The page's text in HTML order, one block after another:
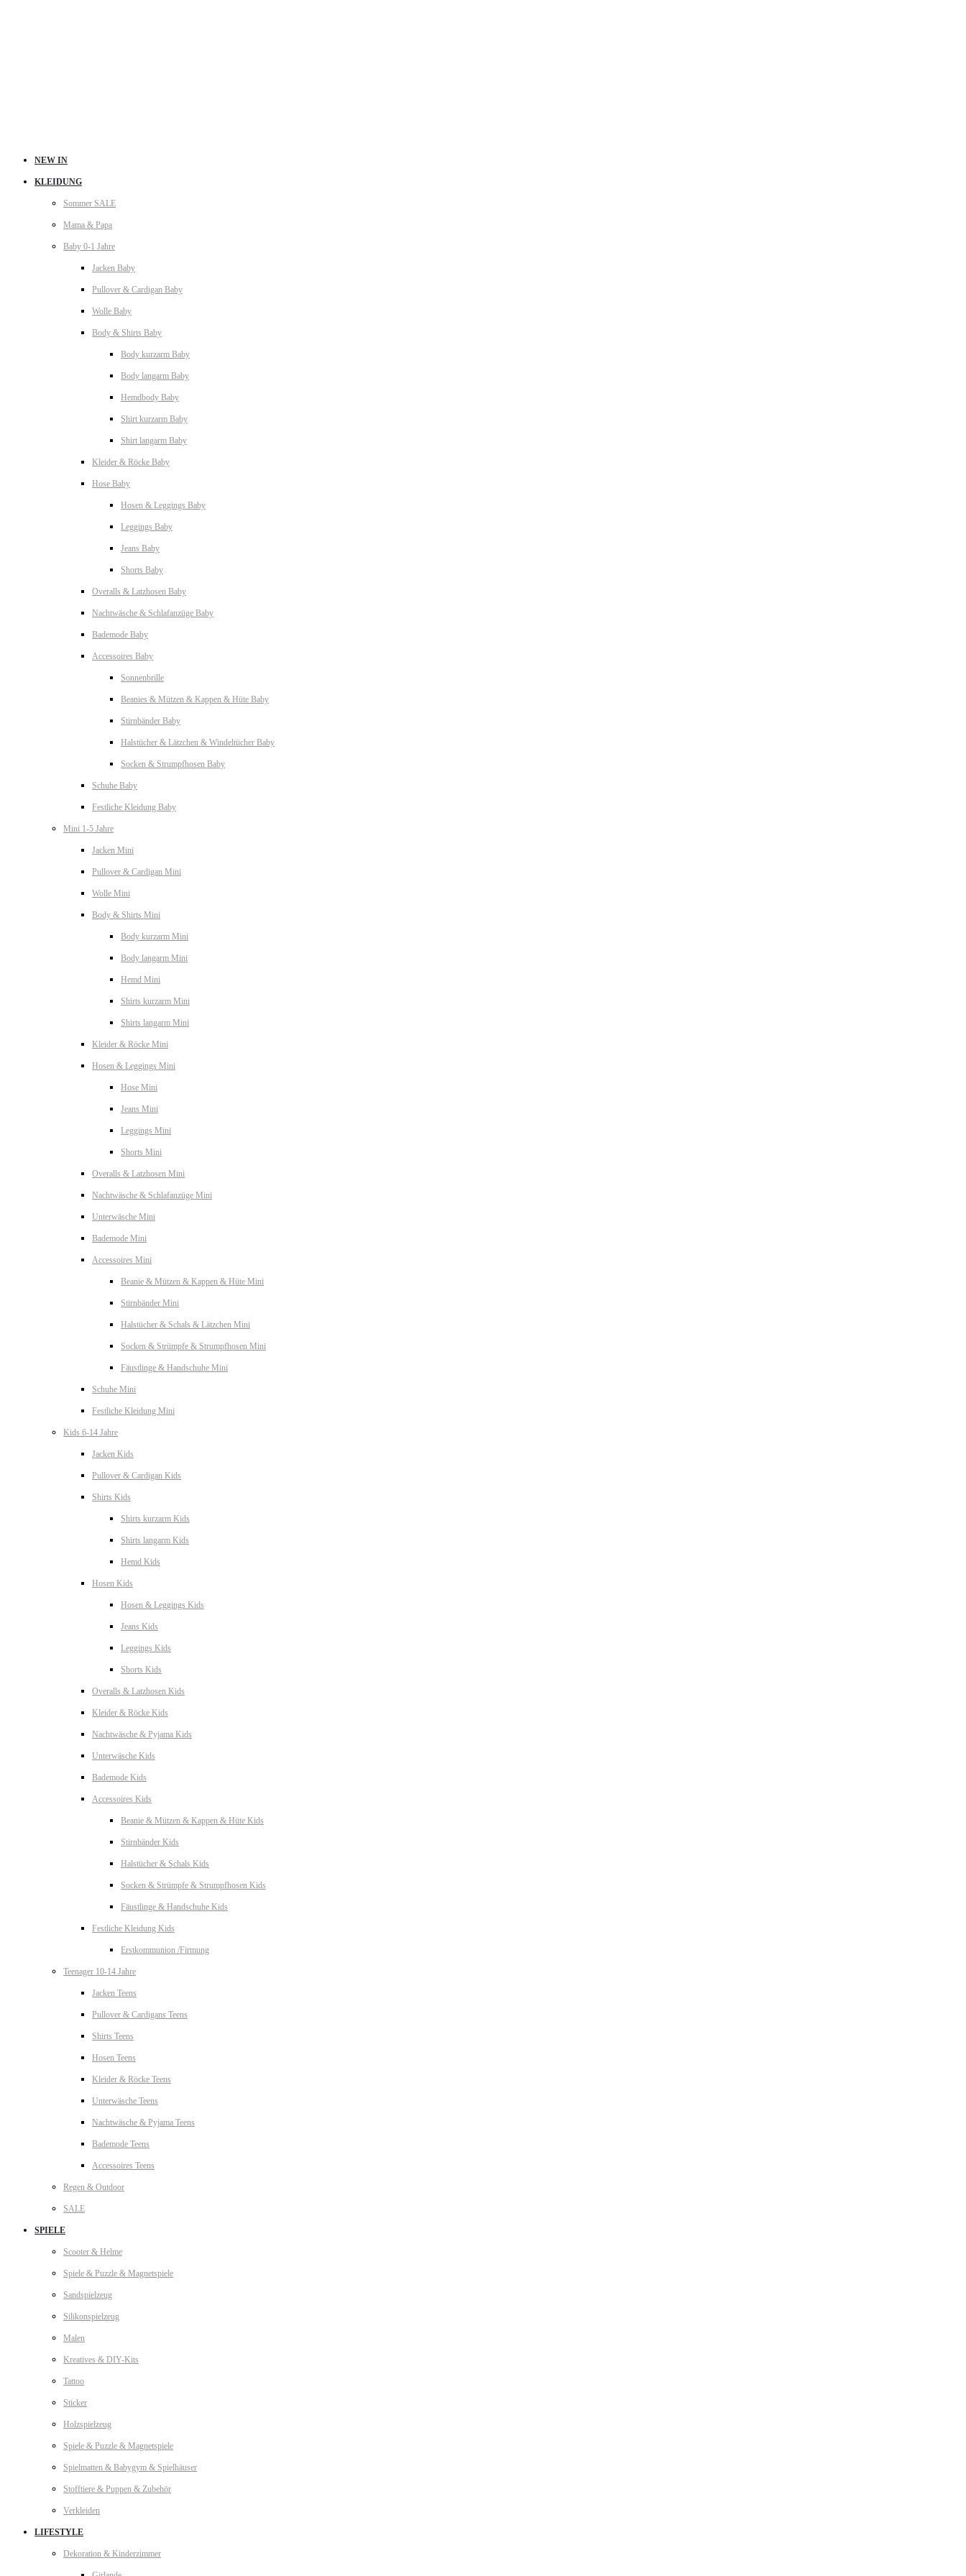
NEW IN
KLEIDUNG
Sommer SALE
Mama & Papa
Baby 0-1 Jahre
Jacken Baby
Pullover & Cardigan Baby
Wolle Baby
Body & Shirts Baby
Body kurzarm Baby
Body langarm Baby
Hemdbody Baby
Shirt kurzarm Baby
Shirt langarm Baby
Kleider & Röcke Baby
Hose Baby
Hosen & Leggings Baby
Leggings Baby
Jeans Baby
Shorts Baby
Overalls & Latzhosen Baby
Nachtwäsche & Schlafanzüge Baby
Bademode Baby
Accessoires Baby
Sonnenbrille
Beanies & Mützen & Kappen & Hüte Baby
Stirnbänder Baby
Halstücher & Lätzchen & Windeltücher Baby
Socken & Strumpfhosen Baby
Schuhe Baby
Festliche Kleidung Baby
Mini 1-5 Jahre
Jacken Mini
Pullover & Cardigan Mini
Wolle Mini
Body & Shirts Mini
Body kurzarm Mini
Body langarm Mini
Hemd Mini
Shirts kurzarm Mini
Shirts langarm Mini
Kleider & Röcke Mini
Hosen & Leggings Mini
Hose Mini
Jeans Mini
Leggings Mini
Shorts Mini
Overalls & Latzhosen Mini
Nachtwäsche & Schlafanzüge Mini
Unterwäsche Mini
Bademode Mini
Accessoires Mini
Beanie & Mützen & Kappen & Hüte Mini
Stirnbänder Mini
Halstücher & Schals & Lätzchen Mini
Socken & Strümpfe & Strumpfhosen Mini
Fäustlinge & Handschuhe Mini
Schuhe Mini
Festliche Kleidung Mini
Kids 6-14 Jahre
Jacken Kids
Pullover & Cardigan Kids
Shirts Kids
Shirts kurzarm Kids
Shirts langarm Kids
Hemd Kids
Hosen Kids
Hosen & Leggings Kids
Jeans Kids
Leggings Kids
Shorts Kids
Overalls & Latzhosen Kids
Kleider & Röcke Kids
Nachtwäsche & Pyjama Kids
Unterwäsche Kids
Bademode Kids
Accessoires Kids
Beanie & Mützen & Kappen & Hüte Kids
Stirnbänder Kids
Halstücher & Schals Kids
Socken & Strümpfe & Strumpfhosen Kids
Fäustlinge & Handschuhe Kids
Festliche Kleidung Kids
Erstkommunion /Firmung
Teenager 10-14 Jahre
Jacken Teens
Pullover & Cardigans Teens
Shirts Teens
Hosen Teens
Kleider & Röcke Teens
Unterwäsche Teens
Nachtwäsche & Pyjama Teens
Bademode Teens
Accessoires Teens
Regen & Outdoor
SALE
SPIELE
Scooter & Helme
Spiele & Puzzle & Magnetspiele
Sandspielzeug
Silikonspielzeug
Malen
Kreatives & DIY-Kits
Tattoo
Sticker
Holzspielzeug
Spiele & Puzzle & Magnetspiele
Spielmatten & Babygym & Spielhäuser
Stofftiere & Puppen & Zubehör
Verkleiden
LIFESTYLE
Dekoration & Kinderzimmer